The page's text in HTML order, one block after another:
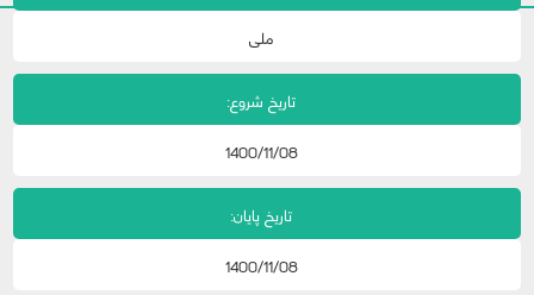
ملی
تاریخ شروع:
1400/11/08
تاریخ پایان:
1400/11/08